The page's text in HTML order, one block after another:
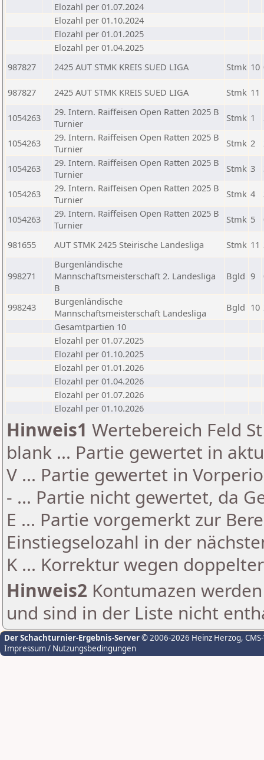
Elozahl per 01.07.2024
Elozahl per 01.10.2024
Elozahl per 01.01.2025
Elozahl per 01.04.2025
987827
2425 AUT STMK KREIS SUED LIGA Stmk 10
987827 2425 AUT STMK KREIS SUED LIGA Stmk 11
1054263
29. Intern. Raiffeisen Open Ratten 2025 B
Turnier
Stmk 1
1054263
29. Intern. Raiffeisen Open Ratten 2025 B
Turnier
Stmk 2
1054263
29. Intern. Raiffeisen Open Ratten 2025 B
Turnier
Stmk 3
1054263
29. Intern. Raiffeisen Open Ratten 2025 B
Turnier
Stmk 4
1054263
29. Intern. Raiffeisen Open Ratten 2025 B
Turnier
Stmk 5
981655 AUT STMK 2425 Steirische Landesliga Stmk 11
998271
Burgenländische
Mannschaftsmeisterschaft 2. Landesliga
B
Bgld 9
998243
Burgenländische
Mannschaftsmeisterschaft Landesliga
Bgld 10
Gesamtpartien 10
Elozahl per 01.07.2025
Elozahl per 01.10.2025
Elozahl per 01.01.2026
Elozahl per 01.04.2026
Elozahl per 01.07.2026
Elozahl per 01.10.2026
Hinweis1 Wertebereich Feld
blank ... Partie gewertet in
V ... Partie gewertet in
- ... Partie nicht gewertet, da
E ... Partie vorgemerkt zur
Einstiegselozahl in der
K ... Korrektur wegen
Hinweis2 Kontumazen
und sind in der Liste nicht
Der Schachturnier-Ergebnis-Server© 2006-2026 Heinz Herzog,
Impressum / Nutzungsbedingungen